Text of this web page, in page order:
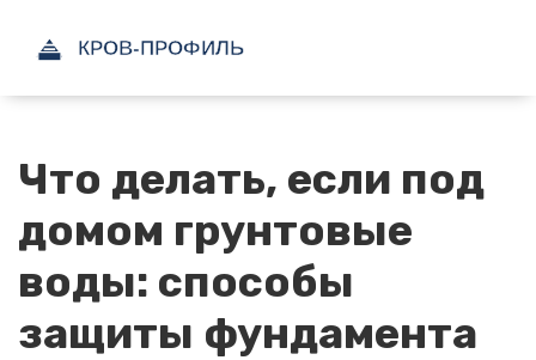
Что делать, если под
домом грунтовые
воды: способы
защиты фундамента